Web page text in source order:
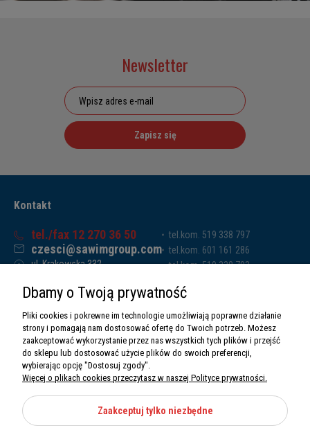
Newsletter
Zapisz się
Kontakt
tel./fax 12 270 36 50
czesci@sawimgroup.com
ul. Krakowska 332,
Sawim Group Mariusz Zdyb sp. k.
NIP: 5130284470
REGON: 5246591010
tel.kom. 519 338 797
tel.kom. 601 161 286
tel.kom. 519 338 793
O nas
Informacje
Dbamy o Twoją prywatność
Pliki cookies i pokrewne im technologie umożliwiają poprawne działanie
strony i pomagają nam dostosować ofertę do Twoich potrzeb. Możesz
zaakceptować wykorzystanie przez nas wszystkich tych plików i przejść
do sklepu lub dostosować użycie plików do swoich preferencji,
wybierając opcję "Dostosuj zgody".
Więcej o plikach cookies przeczytasz w naszej Polityce prywatności.
Zaakceptuj tylko niezbędne